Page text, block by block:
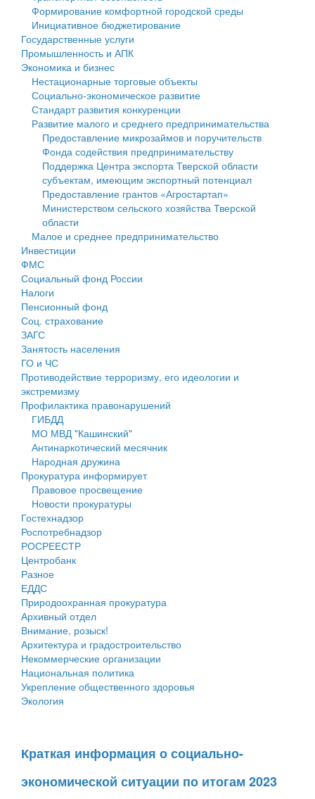
Государственные услуги
Промышленность и АПК
Экономика и бизнес
Символика
Устав
Гостям округа
Туризм
Культура
Образование
Здравоохранение
Социальная защита
Фотоальбом
муниципального округа Тверской области
Администрация Кашинского муниципального округа
Тверской области
Управление сельскими территориями
Открытые данные
Работа с обращениями граждан
Муниципальный контроль
Муниципальные услуги
Проекты административных регламентов
Антимонопольный комплаенс
Противодействие коррупции
Финансовое управление
Бюджет для граждан
Имущество
Выявление правообладателей ранее учтенных
объектов недвижимости
Имущественная поддержка субъектов малого и
среднего предпринимательства
Информационная поддержка субъектов малого и
среднего предпринимательства
Муниципальные программы
Контрольно-счетная палата
Персональные данные
Оценка регулирующего воздействия
Деятельность МУ
Нормативы градостроительного проектирования
Правила землепользования и застройки
Генеральные планы
Проекты планировки территории
Собрание депутатов
Городское поселение
Сельские поселения
Формирование комфортной городской среды
Инициативное бюджетирование
Государственные услуги
Промышленность и АПК
Экономика и бизнес
Нестационарные торговые объекты
Социально-экономическое развитие
Стандарт развития конкуренции
Развитие малого и среднего предпринимательства
Предоставление микрозаймов и поручительств
Фонда содействия предпринимательству
Поддержка Центра экспорта Тверской области
субъектам, имеющим экспортный потенциал
Предоставление грантов «Агростартап»
Министерством сельского хозяйства Тверской
области
Малое и среднее предпринимательство
Инвестиции
ФМС
Социальный фонд России
Налоги
Пенсионный фонд
Соц. страхование
ЗАГС
Занятость населения
ГО и ЧС
Противодействие терроризму, его идеологии и
экстремизму
Профилактика правонарушений
ГИБДД
МО МВД "Кашинский"
Антинаркотический месячник
Народная дружина
Прокуратура информирует
Правовое просвещение
Новости прокуратуры
Гостехнадзор
Роспотребнадзор
РОСРЕЕСТР
Центробанк
Разное
ЕДДС
Природоохранная прокуратура
Архивный отдел
Внимание, розыск!
Архитектура и градостроительство
Некоммерческие организации
Национальная политика
Укрепление общественного здоровья
Экология
Краткая информация о социально-
экономической ситуации по итогам 2023